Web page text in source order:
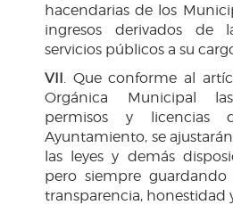
hacendarias de los
ingresos derivados de
servicios públicos a su
VII . Que conforme al
Orgánica Municipal
permisos y licencias
Ayuntamiento, se
las leyes y demás
pero siempre
transparencia, honestidad